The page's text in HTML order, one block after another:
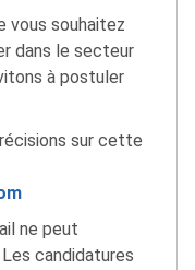
vous souhaitez
dans le secteur
à postuler
sur cette
ne peut
candidatures